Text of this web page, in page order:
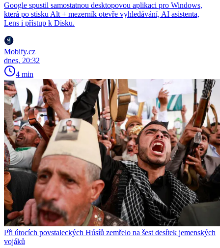
Google spustil samostatnou desktopovou aplikaci pro Windows,
která po stisku Alt + mezerník otevře vyhledávání, AI asistenta,
Lens i přístup k Disku.
Mobify.cz
dnes, 20:32
4 min
Při útocích povstaleckých Húsíů zemřelo na šest desítek jemenských
vojáků